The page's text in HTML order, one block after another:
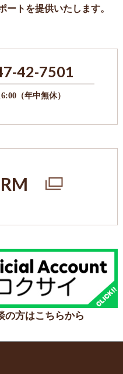
ートを提供いたします。
42-7501
（年中無休）
の方はこちらから